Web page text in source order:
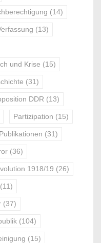
(14)
(13)
und Krise (15)
(31)
DDR (13)
Partizipation (15)
Publikationen (31)
(36)
1918/19 (26)
(37)
(104)
(15)